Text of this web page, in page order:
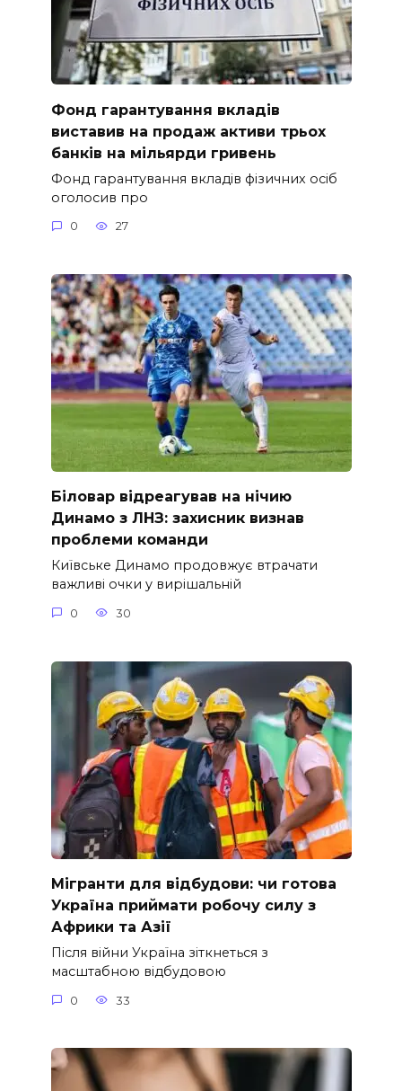
Фонд гарантування вкладів
виставив на продаж активи трьох
банків на мільярди гривень
Фонд гарантування вкладів фізичних осіб
оголосив про
0 27
Біловар відреагував на нічию
Динамо з ЛНЗ: захисник визнав
проблеми команди
Київське Динамо продовжує втрачати
важливі очки у вирішальній
0 30
Мігранти для відбудови: чи готова
Україна приймати робочу силу з
Африки та Азії
Після війни Україна зіткнеться з
масштабною відбудовою
0 33